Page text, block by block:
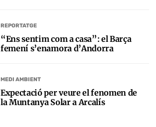
REPORTATGE
“Ens sentim com a casa”: el Barça
femení s’enamora d’Andorra
MEDI AMBIENT
Expectació per veure el fenomen de
la Muntanya Solar a Arcalís